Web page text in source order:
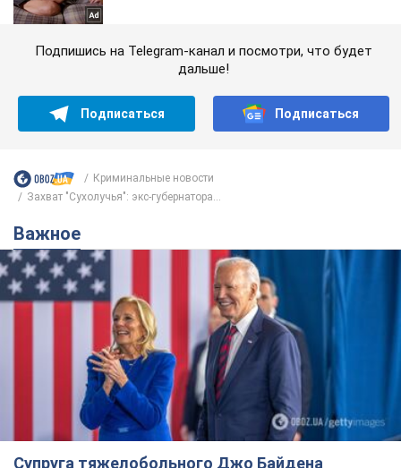
Подпишись на Telegram-канал и посмотри, что будет
дальше!
Подписаться Подписаться
Криминальные новости
Захват "Сухолучья": экс-губернатора...
Важное
Супруга тяжелобольного Джо Байдена